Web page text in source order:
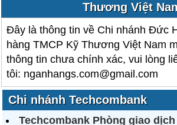
Thương Việt
Đây là thông tin về Chi nhánh Đức
hàng TMCP Kỹ Thương Việt Nam
thông tin chưa chính xác, vui lòng
tôi: nganhangs.com@gmail.com
Chi nhánh Techcombank
Techcombank Phòng giao